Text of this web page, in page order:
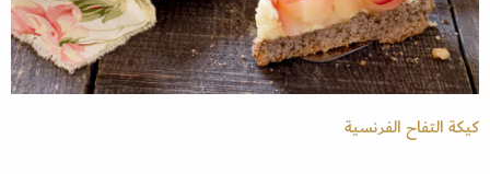
كيكة التفاح الفرنسية